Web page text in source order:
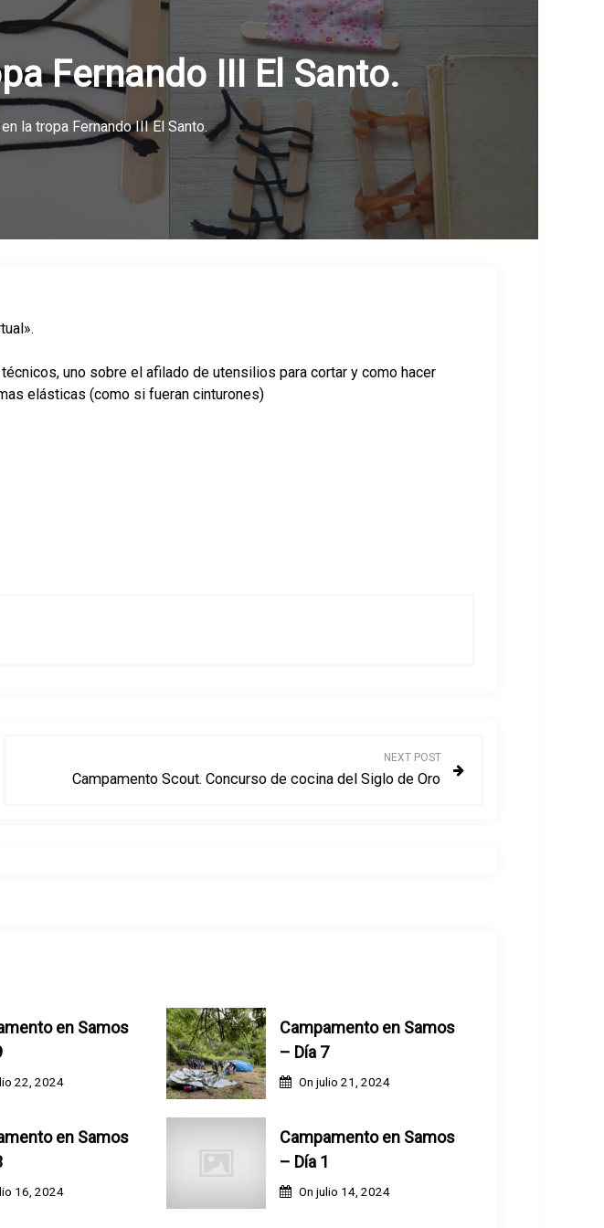
Fernando III El Santo.
la tropa Fernando III El Santo.
uno sobre el afilado de utensilios para cortar y como hacer
elásticas (como si fueran cinturones)
NEXT POST
Campamento Scout. Concurso de cocina del Siglo de Oro
en Samos
22, 2024
Campamento en Samos
– Día 7
On julio 21, 2024
en Samos
16, 2024
Campamento en Samos
– Día 1
On julio 14, 2024